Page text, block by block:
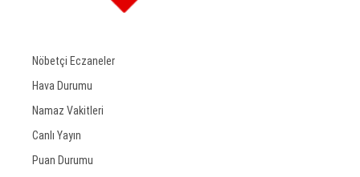
Nöbetçi Eczaneler
Hava Durumu
Namaz Vakitleri
Canlı Yayın
Puan Durumu